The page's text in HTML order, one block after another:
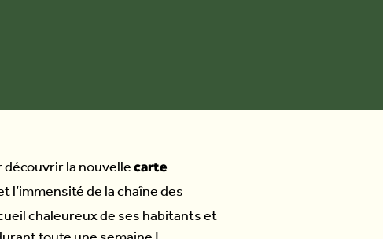
découvrir la nouvelle carte
l’immensité de la chaîne des
chaleureux de ses habitants et